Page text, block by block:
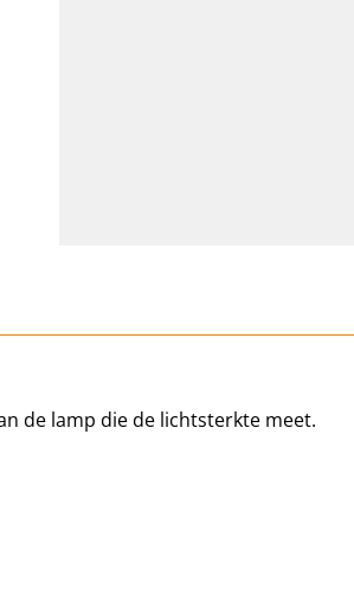
de lamp die de lichtsterkte meet.